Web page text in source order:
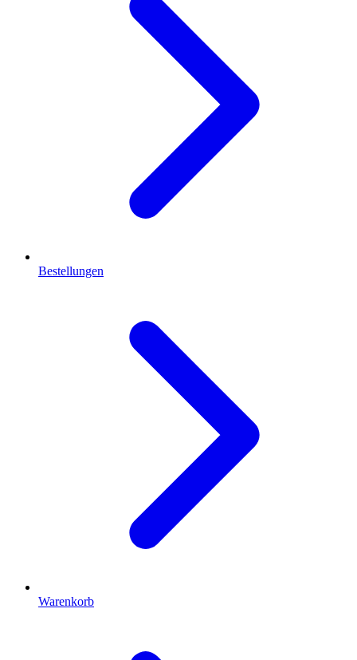
Bestellungen
Warenkorb